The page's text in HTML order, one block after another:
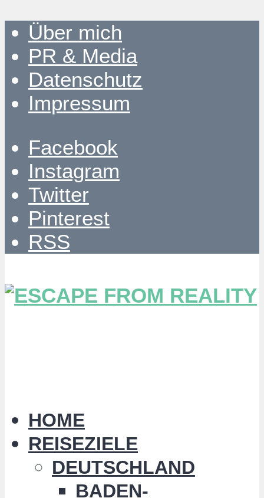
Über mich
PR & Media
Datenschutz
Impressum
Facebook
Instagram
Twitter
Pinterest
RSS
HOME
REISEZIELE
DEUTSCHLAND
BADEN-